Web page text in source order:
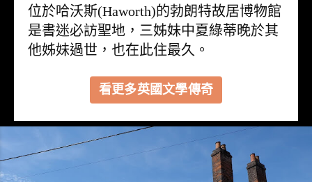
位於哈沃斯(Haworth)的勃朗特故居博物館
是書迷必訪聖地，三姊妹中夏綠蒂晚於其
他姊妹過世，也在此住最久。
看更多英國文學傳奇